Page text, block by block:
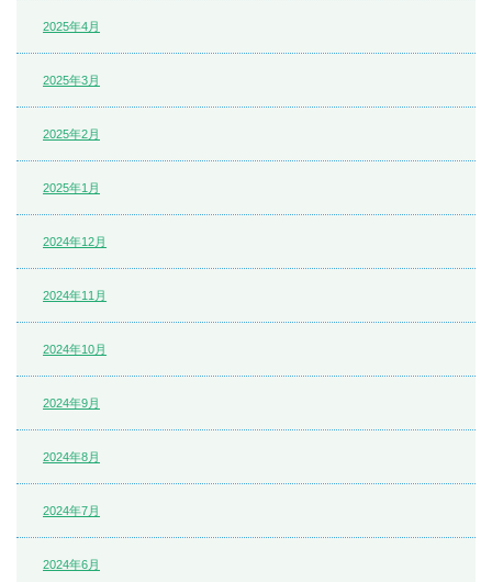
2025年4月
2025年3月
2025年2月
2025年1月
2024年12月
2024年11月
2024年10月
2024年9月
2024年8月
2024年7月
2024年6月